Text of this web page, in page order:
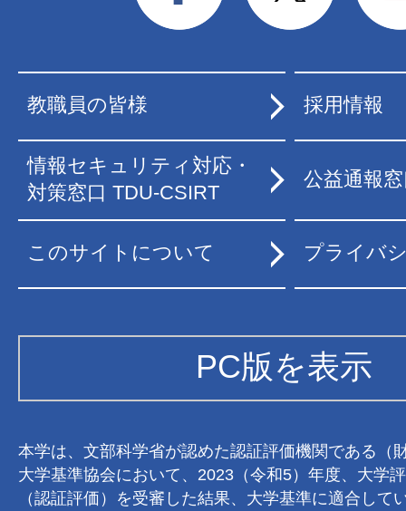
教職員の皆様 採用情報
情報セキュリティ対応・
対策窓口 TDU-CSIRT
公益通報
このサイトについて プライバ
PC版を表示
本学は、文部科学省が認めた認証評価機関である（
大学基準協会において、2023（令和5）年度、大学
（認証評価）を受審した結果、大学基準に適合して